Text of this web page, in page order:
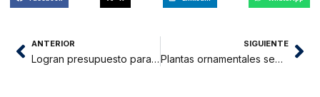
ANTERIOR
Logran presupuesto para corredor educativo cordillera de Moyobamba
SIGUIENTE
Plantas ornamentales sembrarán en Vía de Evitamiento